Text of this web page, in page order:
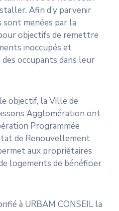
Afin d’y parvenir
menées par la
objectifs de remettre
inoccupés et
occupants dans leur
objectif, la Ville de
Agglomération ont
Programmée
de Renouvellement
aux propriétaires
logements de bénéficier
à URBAM CONSEIL la